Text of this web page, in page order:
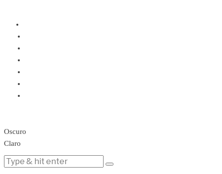
Oscuro
Claro